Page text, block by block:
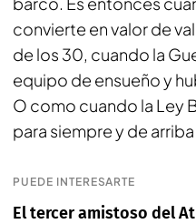
convierte en valor de
de los 30, cuando la
equipo de ensueño y
O como cuando la Ley
para siempre y de
PUEDE INTERESARTE
El tercer amistoso del